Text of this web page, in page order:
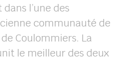
l’une des
communauté de
Coulommiers. La
le meilleur des deux